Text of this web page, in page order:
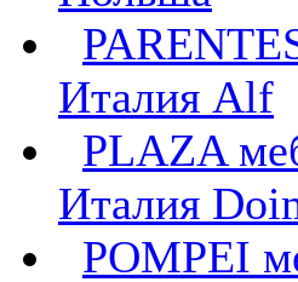
Италия Alf
PLAZA
Италия
POMPEI